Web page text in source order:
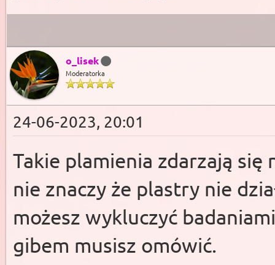
o_lisek
Moderatorka
24-06-2023, 20:01
Takie plamienia zdarzają
nie znaczy że plastry nie
możesz wykluczyć
gibem musisz omówić.